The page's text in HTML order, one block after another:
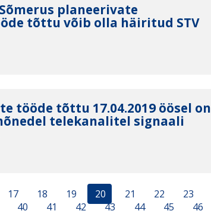
Sõmerus planeerivate
tõttu võib olla häiritud STV
tööde tõttu 17.04.2019 öösel on
telekanalitel signaali
17 18 19 20 21 22 23
40 41 42 43 44 45 46